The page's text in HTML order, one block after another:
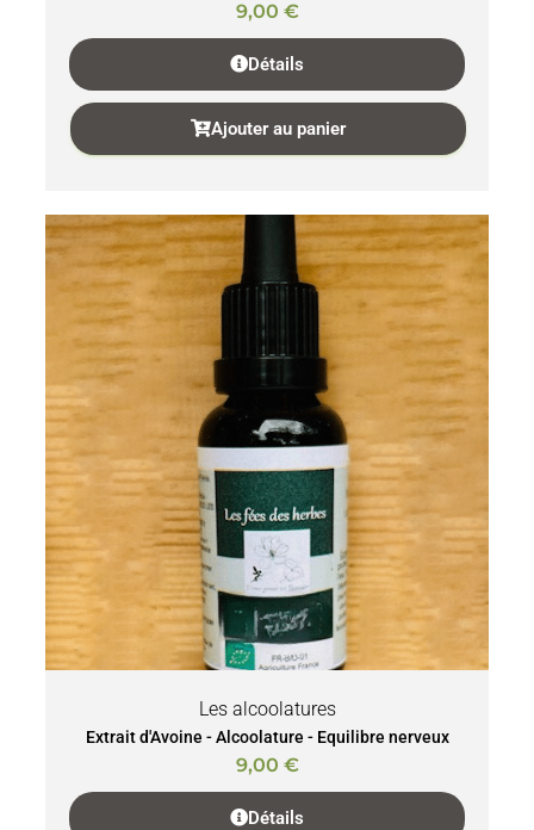
9,00 €
Détails
Ajouter au panier
Les alcoolatures
Extrait d'Avoine - Alcoolature - Equilibre nerveux
9,00 €
Détails